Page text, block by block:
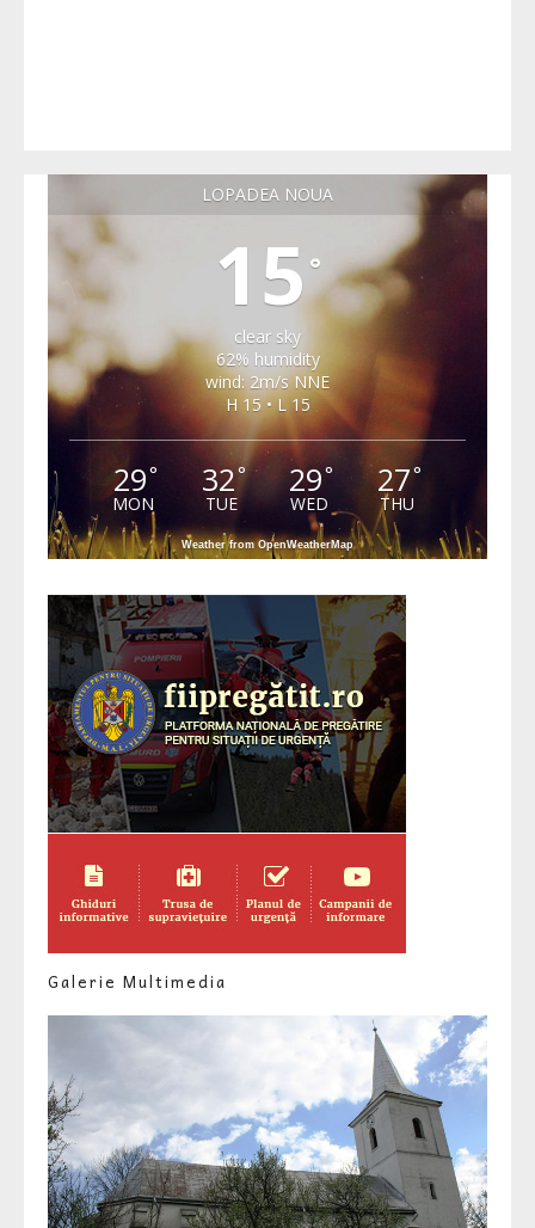
LOPADEA NOUA
15°
clear sky
62% humidity
wind: 2m/s NNE
H 15 • L 15
29°
MON
32°
TUE
29°
WED
27°
THU
Weather from OpenWeatherMap
Galerie Multimedia